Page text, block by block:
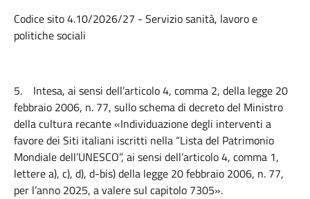
Codice sito 4.10/2026/27 - Servizio sanità, lavoro e
politiche sociali
5. Intesa, ai sensi dell’articolo 4, comma 2, della legge 20
febbraio 2006, n. 77, sullo schema di decreto del Ministro
della cultura recante «Individuazione degli interventi a
favore dei Siti italiani iscritti nella “Lista del Patrimonio
Mondiale dell’UNESCO”, ai sensi dell’articolo 4, comma 1,
lettere a), c), d), d-bis) della legge 20 febbraio 2006, n. 77,
per l’anno 2025, a valere sul capitolo 7305».